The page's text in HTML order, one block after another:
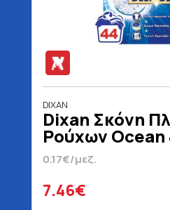
DIXAN
Dixan Σκόνη
Ρούχων Ocean
Μεζούρες 2200
0.17€/μεζ.
7.46€